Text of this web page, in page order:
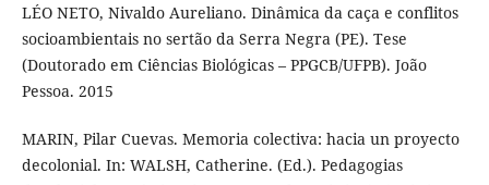
LÉO NETO, Nivaldo Aureliano. Dinâmica da caça e conflitos
socioambientais no sertão da Serra Negra (PE). Tese
(Doutorado em Ciências Biológicas – PPGCB/UFPB). João
Pessoa. 2015
MARIN, Pilar Cuevas. Memoria colectiva: hacia un proyecto
decolonial. In: WALSH, Catherine. (Ed.). Pedagogias